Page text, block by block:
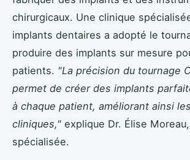
chirurgicaux. Une clinique
implants dentaires a adopté le
produire des implants sur mesure
patients. "La précision du tournage
permet de créer des implants
à chaque patient, améliorant ainsi
cliniques," explique Dr. Élise
spécialisée.